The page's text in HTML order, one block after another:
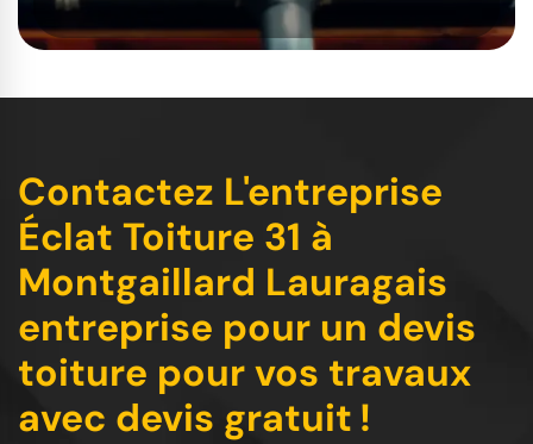
Contactez L'entreprise
Éclat Toiture 31 à
Montgaillard Lauragais
entreprise pour un devis
toiture pour vos travaux
avec devis gratuit !